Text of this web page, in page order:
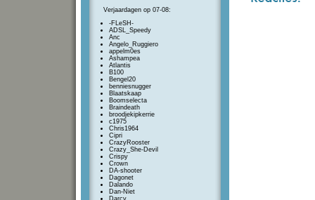
Verjaardagen op 07-08:
-FLeSH-
ADSL_Speedy
Anc
Angelo_Ruggiero
appelm0es
Ashampea
Atlantis
B100
Bengel20
benniesnugger
Blaatskaap
Boomselecta
Braindeath
broodjekipkerrie
c1975
Chris1964
Cipri
CrazyRooster
Crazy_She-Devil
Crispy
Crown
DA-shooter
Dagonet
Dalando
Dan-Niet
Darcy